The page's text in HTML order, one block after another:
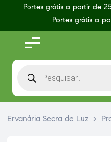
Portes grátis a partir de
Portes grátis a
Ervanária Seara de Luz >